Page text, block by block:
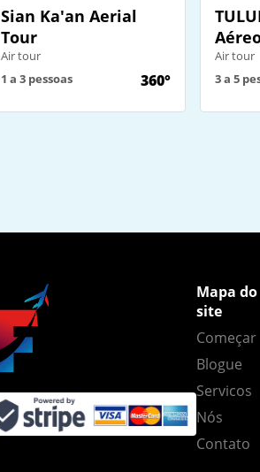
Sian Ka'an Aerial
Tour
Air tour
1 a 3 pessoas
360°
Air tour
3 a 5
Mapa do
site
Começar
Blogue
Servicos
Nós
Contato